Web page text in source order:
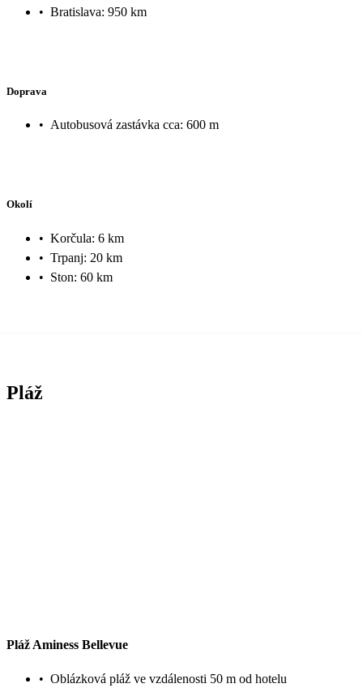
• Bratislava: 950 km
Doprava
• Autobusová zastávka cca: 600 m
Okolí
• Korčula: 6 km
• Trpanj: 20 km
• Ston: 60 km
Pláž
Pláž Aminess Bellevue
• Oblázková pláž ve vzdálenosti 50 m od hotelu